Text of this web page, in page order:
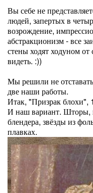
Вы себе не
людей, запертых в
возрождение,
абстракционизм - все
стены ходят ходуном
видеть. :))
Мы решили не
две наши работы.
Итак, "Призрак блохи",
И наш вариант. Шторы,
блендера, звёзды из
плавках.